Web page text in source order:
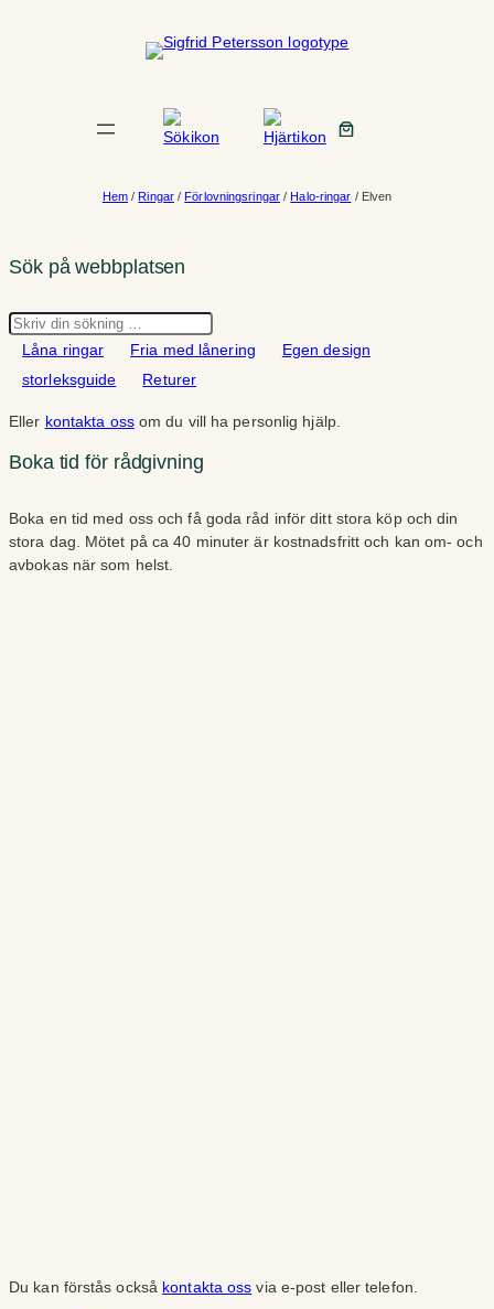
Hem /Ringar/Förlovningsringar /Halo-ringar / Elven
Sök på webbplatsen
Sök
Låna ringar
Fria med lånering
Egen design
storleksguide
Returer
Eller kontakta ossom du vill ha personlig hjälp.
Boka tid för rådgivning
Boka en tid med oss och få goda råd inför ditt stora köp och din
stora dag. Mötet på ca 40 minuter är kostnadsfritt och kan om- och
avbokas när som helst.
Du kan förstås också kontakta oss via e-post eller telefon.